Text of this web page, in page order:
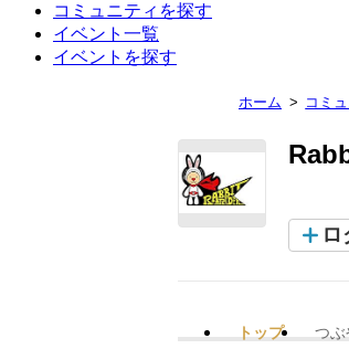
コミュニティを探す
イベント一覧
イベントを探す
ホーム コミ
トップ つぶ